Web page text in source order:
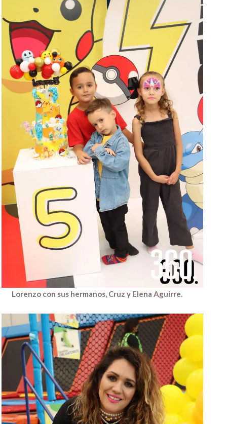
Lorenzo con sus hermanos, Cruz y Elena Aguirre.